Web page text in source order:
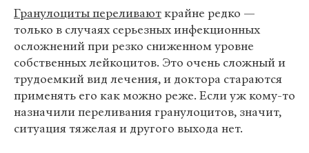
Гранулоциты переливаюткрайне редко —
только в случаях серьезных инфекционных
осложнений при резко сниженном уровне
собственных лейкоцитов. Это очень сложный и
трудоемкий вид лечения, и доктора стараются
применять его как можно реже. Если уж кому-то
назначили переливания гранулоцитов, значит,
ситуация тяжелая и другого выхода нет.